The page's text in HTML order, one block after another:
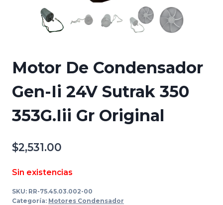
Motor De Condensador
Gen-Ii 24V Sutrak 350
353G.Iii Gr Original
$2,531.00
Sin existencias
SKU: RR-75.45.03.002-00
Categoría: Motores Condensador